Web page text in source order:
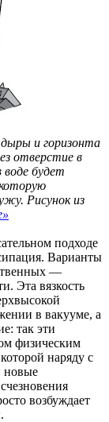
дыры и горизонта
отверстие в
будет
Рисунок из
подходе
Варианты
—
Эта вязкость
в вакууме, а
так эти
физическим
наряду с
новые
возбуждает